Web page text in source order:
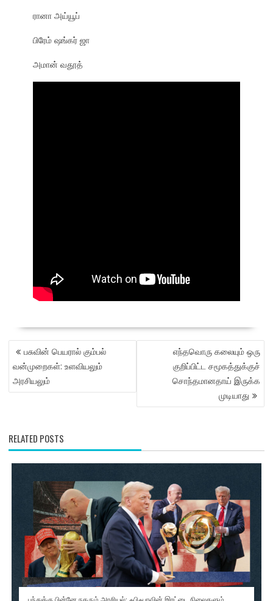
ரானா அய்யூப்
பிரேம் ஷங்கர் ஜா
அமான் வதூத்
POST
NAVIGATION
பசுவின் பெயரால் கும்பல்
வன்முறைகள்: உளவியலும்
அரசியலும்
எந்தவொரு கலையும் ஒரு
குறிப்பிட்ட சமூகத்துக்குச்
சொந்தமானதாய் இருக்க
முடியாது
RELATED POSTS
பந்துக்கு பின்னே நகரும் அரசியல்: ஃபிஃபாவின் இரட்டை நிலைகளும்